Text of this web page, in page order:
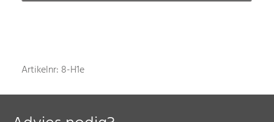
Artikelnr: 8-H1e